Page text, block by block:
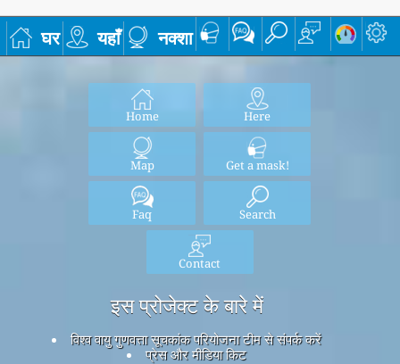
घर यहाँ नक्शा
Home Here
Map Get a mask!
Faq Search
Contact
इस प्रोजेक्ट के बारे में
विश्व वायु गुणवत्ता सूचकांक परियोजना टीम से संपर्क करें
प्रेस और मीडिया किट